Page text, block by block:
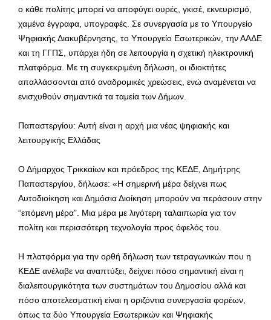
ο κάθε πολίτης μπορεί να αποφύγει ουρές, γκισέ, εκνευρισμό,
χαμένα έγγραφα, υπογραφές. Σε συνεργασία με το Υπουργείο
Ψηφιακής Διακυβέρνησης, το Υπουργείο Εσωτερικών, την ΑΑΔΕ
και τη ΓΓΠΣ, υπάρχει ήδη σε λειτουργία η σχετική ηλεκτρονική
πλατφόρμα. Με τη συγκεκριμένη δήλωση, οι ιδιοκτήτες
απαλλάσσονται από αναδρομικές χρεώσεις, ενώ αναμένεται να
ενισχυθούν σημαντικά τα ταμεία των Δήμων.
Παπαστεργίου: Αυτή είναι η αρχή μια νέας ψηφιακής και
λειτουργικής Ελλάδας
Ο Δήμαρχος Τρικκαίων και πρόεδρος της ΚΕΔΕ, Δημήτρης
Παπαστεργίου, δήλωσε: «Η σημερινή μέρα δείχνει πως
Αυτοδιοίκηση και Δημόσια Διοίκηση μπορούν να περάσουν στην
“επόμενη μέρα”. Μια μέρα με λιγότερη ταλαιπωρία για τον
πολίτη και περισσότερη τεχνολογία προς όφελός του.
Η πλατφόρμα για την ορθή δήλωση των τετραγωνικών που η
ΚΕΔΕ ανέλαβε να αναπτύξει, δείχνει πόσο σημαντική είναι η
διαλειτουργικότητα των συστημάτων του Δημοσίου αλλά και
πόσο αποτελεσματική είναι η οριζόντια συνεργασία φορέων,
όπως τα δύο Υπουργεία Εσωτερικών και Ψηφιακής